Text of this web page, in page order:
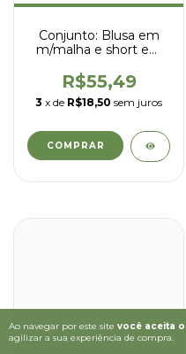
Ao navegar por este site você aceita
agilizar a sua experiência de compra.
Conjunto: Blusa em
m/malha e short em
kyly - 1001778
R$55,49
3 x de R$18,50 sem juros
COMPRAR